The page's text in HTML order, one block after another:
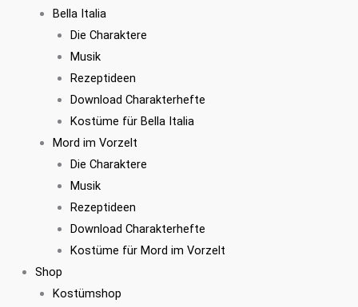
Bella Italia
Die Charaktere
Musik
Rezeptideen
Download Charakterhefte
Kostüme für Bella Italia
Mord im Vorzelt
Die Charaktere
Musik
Rezeptideen
Download Charakterhefte
Kostüme für Mord im Vorzelt
Shop
Kostümshop